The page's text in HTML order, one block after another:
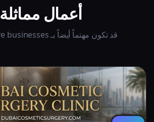
أعمال مماثلة
قد تكون مهتماً أيضاً بـ Healthcare businesses